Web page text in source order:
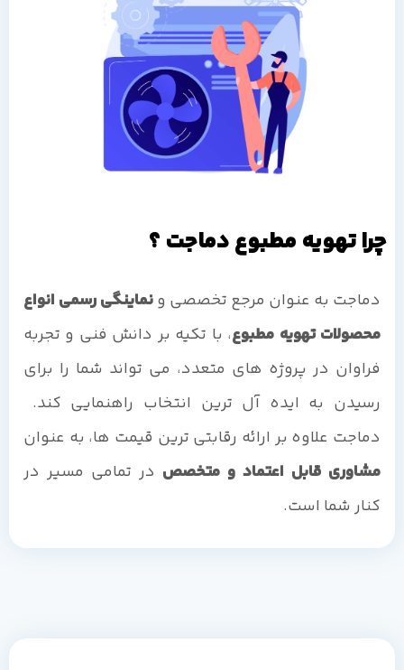
چرا تهویه مطبوع دماجت ؟
دماجت به عنوان مرجع تخصصی ونماینگی رسمی انواع
محصولات تهویه مطبوع، با تکیه بر دانش فنی و تجربه
فراوان در پروژه های متعدد، می تواند شما را برای
رسیدن به ایده آل ترین انتخاب راهنمایی کند.
دماجت علاوه بر ارائه رقابتی ترین قیمت ها، به عنوان
مشاوری قابل اعتماد و متخصص در تمامی مسیر در
کنار شما است.